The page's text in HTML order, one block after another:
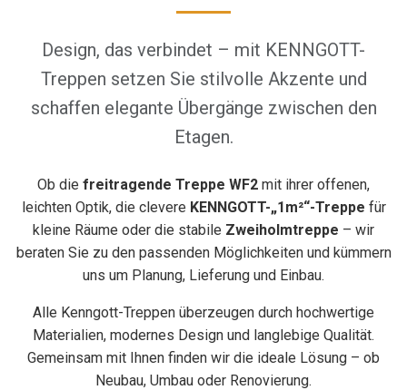
Design, das verbindet – mit KENNGOTT-
Treppen setzen Sie stilvolle Akzente und
schaffen elegante Übergänge zwischen den
Etagen.
Ob die freitragende Treppe WF2 mit ihrer offenen,
leichten Optik, die clevere KENNGOTT-„1m²“-Treppe für
kleine Räume oder die stabile Zweiholmtreppe – wir
beraten Sie zu den passenden Möglichkeiten und kümmern
uns um Planung, Lieferung und Einbau.
Alle Kenngott-Treppen überzeugen durch hochwertige
Materialien, modernes Design und langlebige Qualität.
Gemeinsam mit Ihnen finden wir die ideale Lösung – ob
Neubau, Umbau oder Renovierung.